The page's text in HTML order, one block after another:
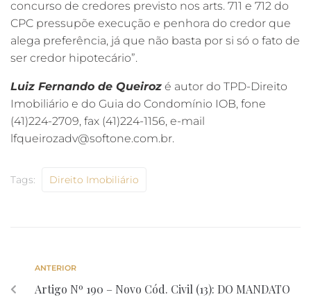
concurso de credores previsto nos arts. 711 e 712 do
CPC pressupõe execução e penhora do credor que
alega preferência, já que não basta por si só o fato de
ser credor hipotecário”.
Luiz Fernando de Queiroz é autor do TPD-Direito
Imobiliário e do Guia do Condomínio IOB, fone
(41)224-2709, fax (41)224-1156, e-mail
lfqueirozadv@softone.com.br.
Tags: Direito Imobiliário
ANTERIOR
Artigo Nº 190 – Novo Cód. Civil (13): DO MANDATO